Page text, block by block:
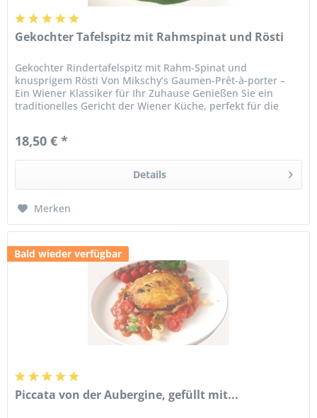
Gekochter Tafelspitz mit Rahmspinat und Rösti
Gekochter Rindertafelspitz mit Rahm-Spinat und
knusprigem Rösti Von Mikschy’s Gaumen-Prêt-à-porter –
Ein Wiener Klassiker für Ihr Zuhause Genießen Sie ein
traditionelles Gericht der Wiener Küche, perfekt für die
18,50 € *
Details
Merken
Bald wieder verfügbar
Piccata von der Aubergine, gefüllt mit...